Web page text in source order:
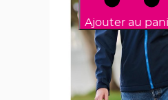
Ajouter au